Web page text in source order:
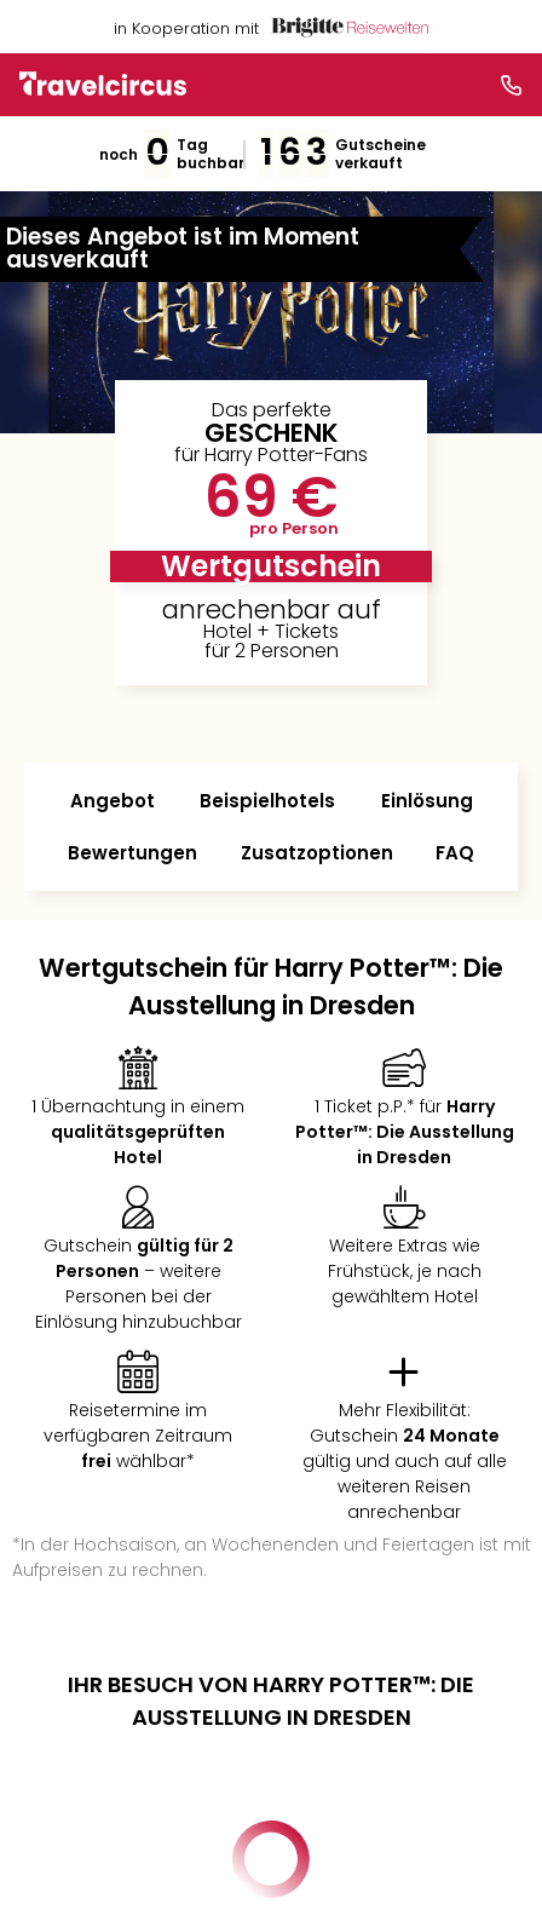
in Kooperation mit
noch 0 Tag
buchbar
163 Gutscheine
verkauft
Dieses Angebot ist im Moment
ausverkauft
Das perfekte
GESCHENK
für Harry Potter-Fans
69 €
pro Person
Wertgutschein
anrechenbar auf
Hotel + Tickets
für 2 Personen
Angebot Beispielhotels Einlösung
Bewertungen Zusatzoptionen FAQ
Wertgutschein für Harry Potter™: Die
Ausstellung in Dresden
1 Übernachtung in einem
qualitätsgeprüften
Hotel
1 Ticket p.P.* für Harry
Potter™: Die Ausstellung
in Dresden
Gutschein gültig für 2
Personen – weitere
Personen bei der
Einlösung hinzubuchbar
Weitere Extras wie
Frühstück, je nach
gewähltem Hotel
Reisetermine im
verfügbaren Zeitraum
frei wählbar*
Mehr Flexibilität:
Gutschein 24 Monate
gültig und auch auf alle
weiteren Reisen
anrechenbar
*In der Hochsaison, an Wochenenden und Feiertagen ist mit
Aufpreisen zu rechnen.
IHR BESUCH VON HARRY POTTER™: DIE
AUSSTELLUNG IN DRESDEN